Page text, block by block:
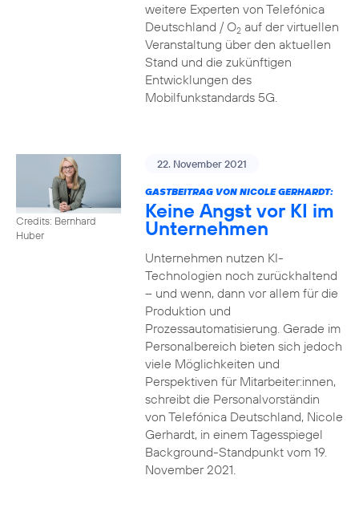
weitere Experten von Telefónica
Deutschland / O2auf der virtuellen
Veranstaltung über den aktuellen
Stand und die zukünftigen
Entwicklungen des
Mobilfunkstandards 5G.
Credits: Bernhard
Huber
22. November 2021
GASTBEITRAG VON NICOLE GERHARDT:
Keine Angst vor KI im
Unternehmen
Unternehmen nutzen KI-
Technologien noch zurückhaltend
– und wenn, dann vor allem für die
Produktion und
Prozessautomatisierung. Gerade im
Personalbereich bieten sich jedoch
viele Möglichkeiten und
Perspektiven für Mitarbeiter:innen,
schreibt die Personalvorständin
von Telefónica Deutschland, Nicole
Gerhardt, in einem Tagesspiegel
Background-Standpunkt vom 19.
November 2021.